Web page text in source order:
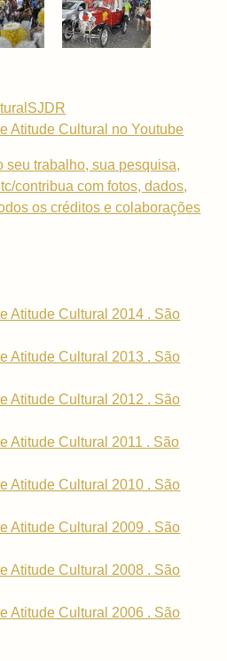
Atitude Cultural no Youtube
seu trabalho, sua pesquisa,
contribua com fotos, dados,
os créditos e colaborações
Atitude Cultural 2014 . São
Atitude Cultural 2013 . São
Atitude Cultural 2012 . São
Atitude Cultural 2011 . São
Atitude Cultural 2010 . São
Atitude Cultural 2009 . São
Atitude Cultural 2008 . São
Atitude Cultural 2006 . São